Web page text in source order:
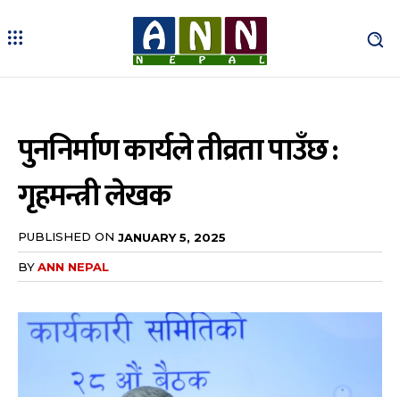
पुननिर्माण कार्यले तीव्रता पाउँछ :
गृहमन्त्री लेखक
PUBLISHED ON JANUARY 5, 2025
BYANN NEPAL